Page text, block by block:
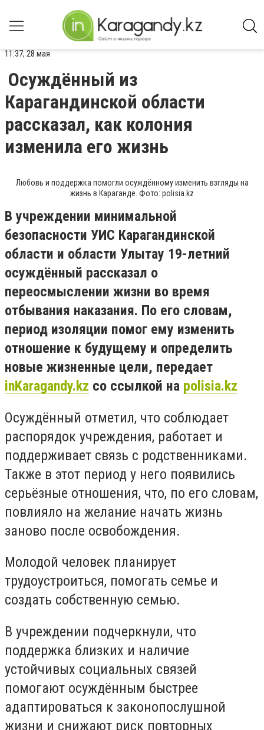
11:37, 28 мая
Осуждённый из
Карагандинской области
рассказал, как колония
изменила его жизнь
Любовь и поддержка помогли осуждённому изменить взгляды на
жизнь в Караганде. Фото: polisia.kz
В учреждении минимальной
безопасности УИС Карагандинской
области и области Улытау 19-летний
осуждённый рассказал о
переосмыслении жизни во время
отбывания наказания. По его словам,
период изоляции помог ему изменить
отношение к будущему и определить
новые жизненные цели, передает
inKaragandy.kz со ссылкой на polisia.kz
Осуждённый отметил, что соблюдает
распорядок учреждения, работает и
поддерживает связь с родственниками.
Также в этот период у него появились
серьёзные отношения, что, по его словам,
повлияло на желание начать жизнь
заново после освобождения.
Молодой человек планирует
трудоустроиться, помогать семье и
создать собственную семью.
В учреждении подчеркнули, что
поддержка близких и наличие
устойчивых социальных связей
помогают осуждённым быстрее
адаптироваться к законопослушной
жизни и снижают риск повторных